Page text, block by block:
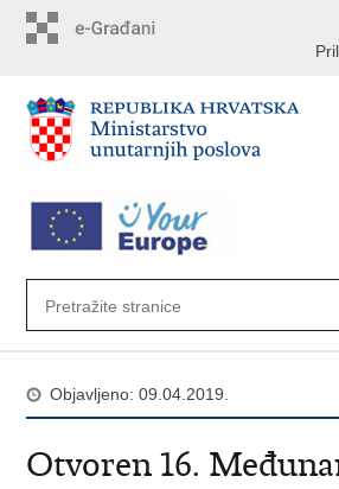
Objavljeno: 09.04.2019.
Otvoren 16.